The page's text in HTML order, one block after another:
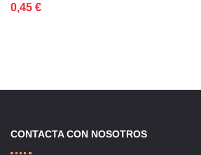
0,45 €
CONTACTA CON NOSOTROS